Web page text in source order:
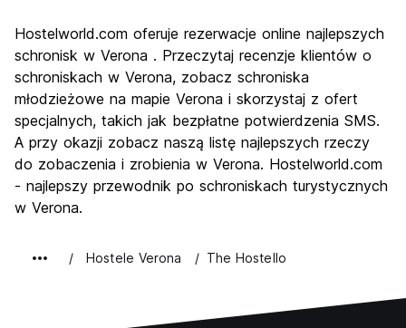
Kultura
9.3
Imprezy
Najlepsza wartość
7.7
Hostelworld.com oferuje rezerwacje online najlepszych
schronisk w Verona . Przeczytaj recenzje klientów o
schroniskach w Verona, zobacz schroniska
młodzieżowe na mapie Verona i skorzystaj z ofert
specjalnych, takich jak bezpłatne potwierdzenia SMS.
A przy okazji zobacz naszą listę najlepszych rzeczy
do zobaczenia i zrobienia w Verona. Hostelworld.com
- najlepszy przewodnik po schroniskach turystycznych
w Verona.
Hostele Verona The Hostello